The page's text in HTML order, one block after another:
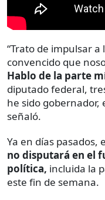
“Trato de impulsar
convencido que
Hablo de la parte
diputado federal,
he sido gobernador,
señaló.
Ya en días pasados,
no disputará en el
política, incluida la
este fin de semana.